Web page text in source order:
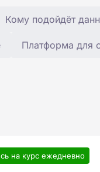
Кому подойдёт
Платформа для
на курс ежедневно